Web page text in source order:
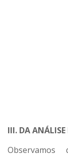
III. DA
Observamos